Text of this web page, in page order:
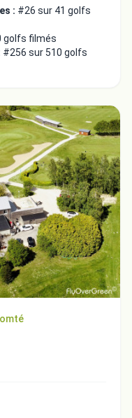
: #26 sur 41 golfs
golfs filmés
#256 sur 510 golfs